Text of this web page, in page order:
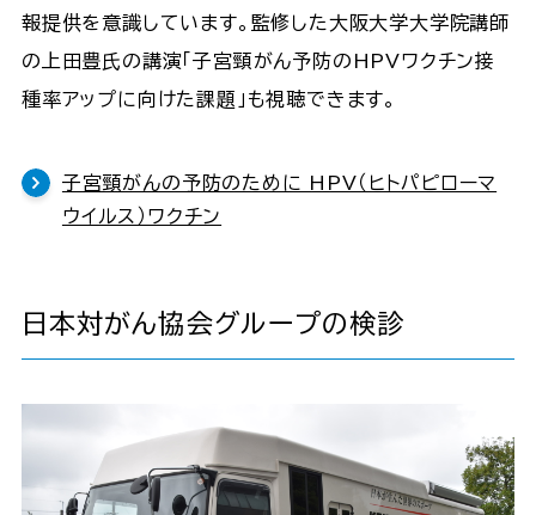
報提供を意識しています。監修した大阪大学大学院講師
の上田豊氏の講演「子宮頸がん予防のHPVワクチン接
種率アップに向けた課題」も視聴できます。
子宮頸がんの予防のために HPV（ヒトパピローマ
ウイルス）ワクチン
日本対がん協会グループの検診